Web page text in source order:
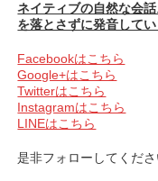
レ
ー
ー
ネイティブの自然な会
を落とさずに発音してい
Facebookはこちら
Google+はこちら
Twitterはこちら
Instagramはこちら
LINEはこちら
是非フォローしてくださ